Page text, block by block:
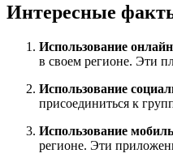
Интересные
Использование
в своем регионе. Эти
Использование
присоединиться к
Использование
регионе. Эти